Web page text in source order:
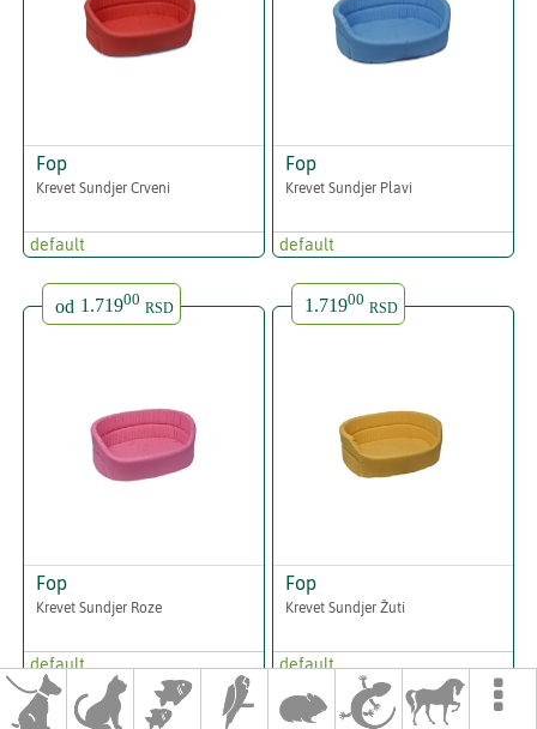
Fop
Krevet Sundjer Crveni
default
Fop
Krevet Sundjer Plavi
default
od 1.71900 RSD
Fop
Krevet Sundjer Roze
default
1.71900 RSD
Fop
Krevet Sundjer Žuti
default
00 00
